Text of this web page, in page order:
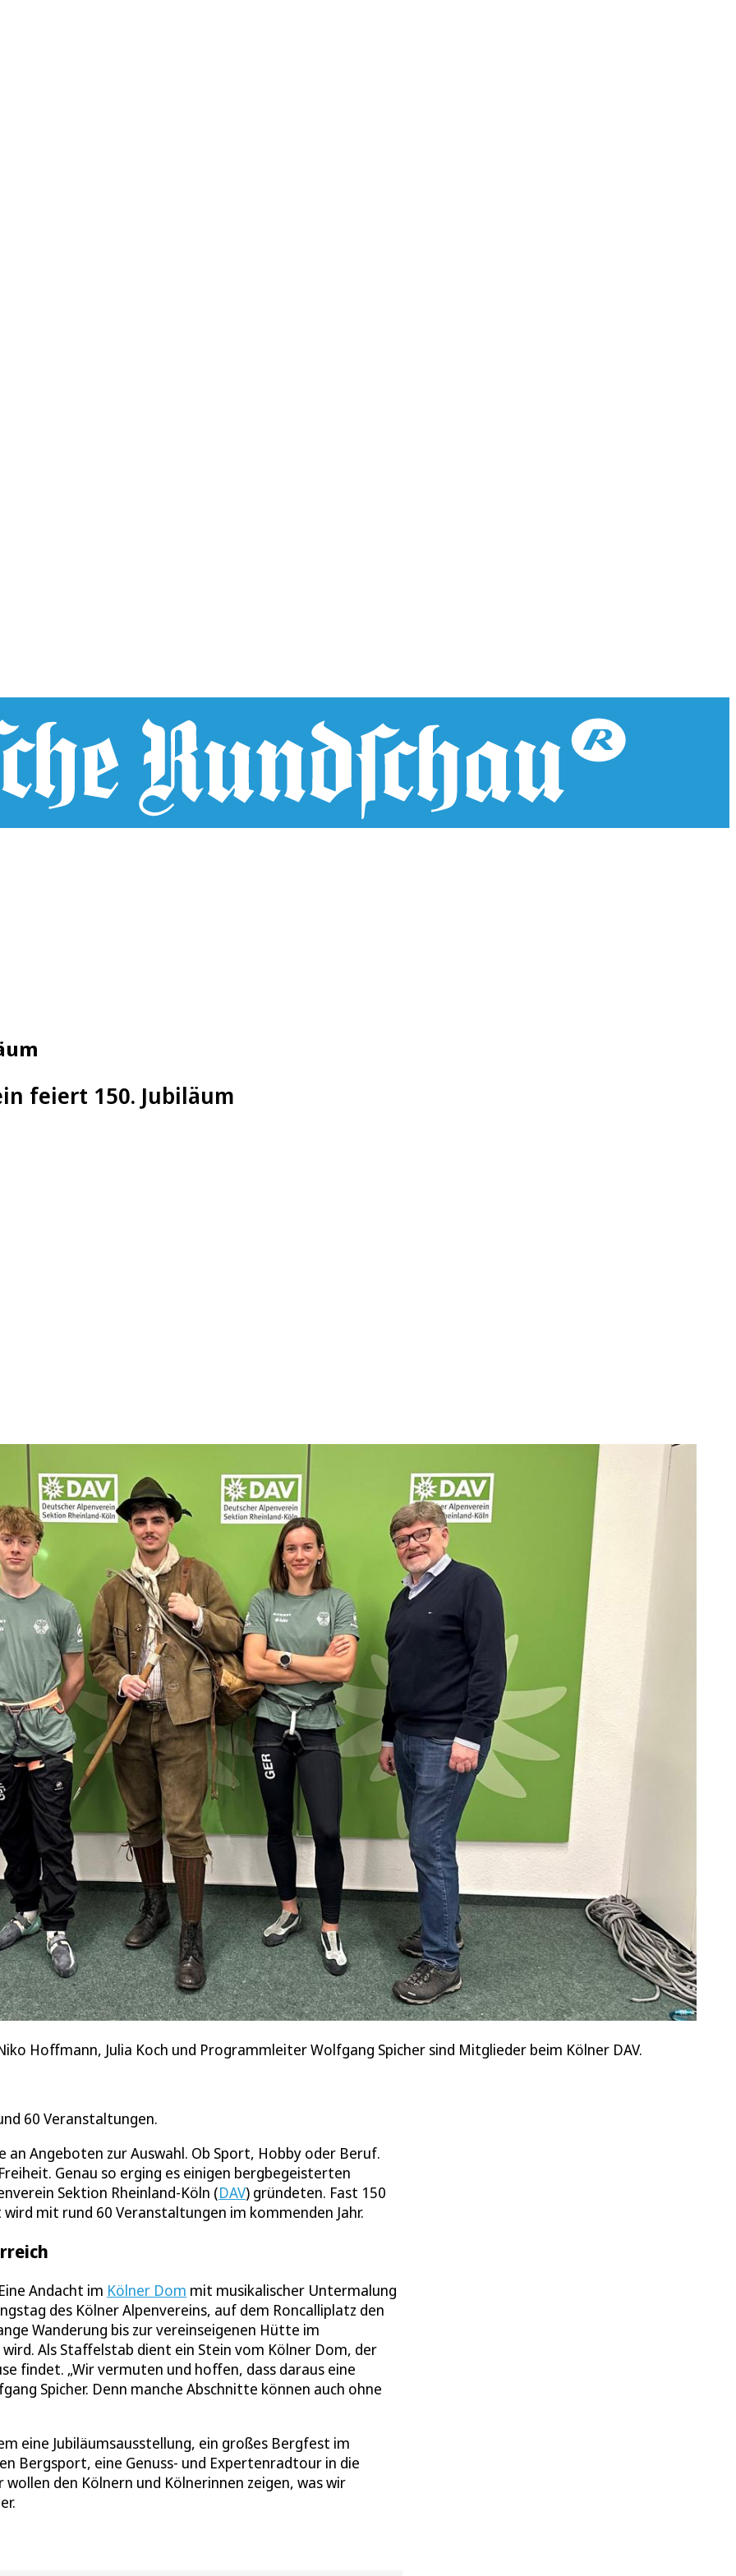
feiert 150. Jubiläum
Hoffmann, Julia Koch und Programmleiter Wolfgang Spicher sind Mitglieder beim Kölner DAV.
60 Veranstaltungen.
Angeboten zur Auswahl. Ob Sport, Hobby oder Beruf.
Genau so erging es einigen bergbegeisterten
Sektion Rheinland‑Köln (DAV) gründeten. Fast 150
mit rund 60 Veranstaltungen im kommenden Jahr.
Andacht im Kölner Dom mit musikalischer Untermalung
des Kölner Alpenvereins, auf dem Roncalliplatz den
Wanderung bis zur vereinseigenen Hütte im
Als Staffelstab dient ein Stein vom Kölner Dom, der
findet. „Wir vermuten und hoffen, dass daraus eine
Spicher. Denn manche Abschnitte können auch ohne
eine Jubiläumsausstellung, ein großes Bergfest im
Bergsport, eine Genuss- und Expertenradtour in die
den Kölnern und Kölnerinnen zeigen, was wir